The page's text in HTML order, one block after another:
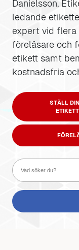
Danielsson,
ledande
expert vid flera
föreläsare och
etikett samt
kostnadsfria
STÄLL